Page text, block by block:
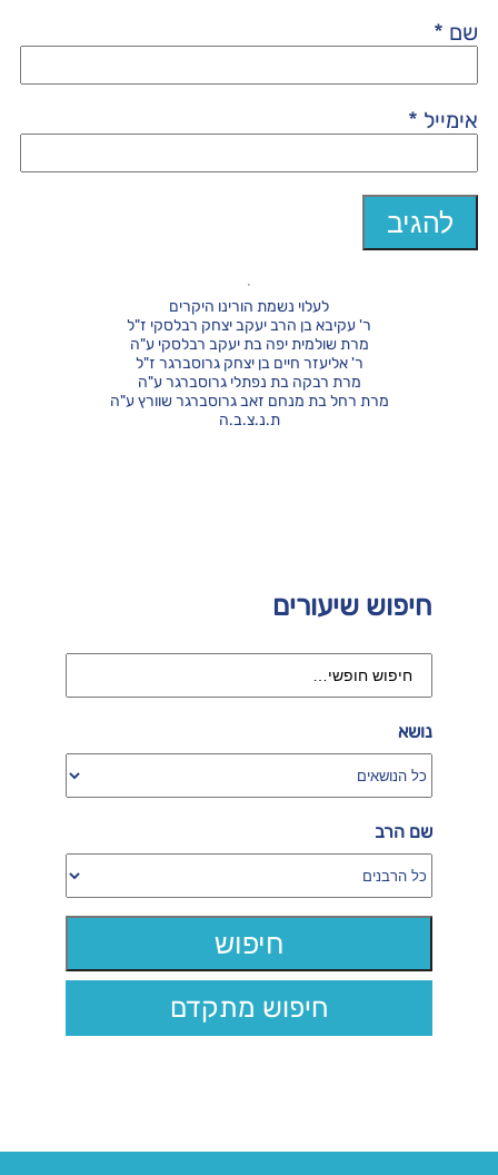
שם *
אימייל *
חיפוש שיעורים
נושא
שם הרב
חיפוש מתקדם
לעלוי נשמת הורינו היקרים
ר' עקיבא בן הרב יעקב יצחק רבלסקי ז"ל
מרת שולמית יפה בת יעקב רבלסקי ע"ה
ר' אליעזר חיים בן יצחק גרוסברגר ז"ל
מרת רבקה בת נפתלי גרוסברגר ע"ה
מרת רחל בת מנחם זאב גרוסברגר שוורץ ע"ה
ת.נ.צ.ב.ה